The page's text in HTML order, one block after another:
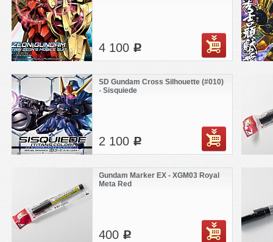
4 100 c
SD Gundam Cross Silhouette (#010)
- Sisquiede
2 100 c
Gundam Marker EX - XGM03 Royal
Meta Red
400 c